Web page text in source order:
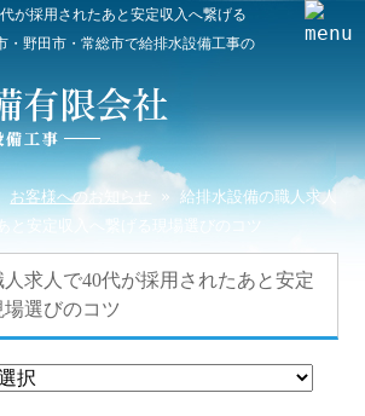
が採用されたあと安定収入へ繋げる
野田市・常総市で給排水設備工事の
お客様へのお知らせ » 給排水設備の職人求人
と安定収入へ繋げる現場選びのコツ
求人で40代が採用されたあと安定
選びのコツ